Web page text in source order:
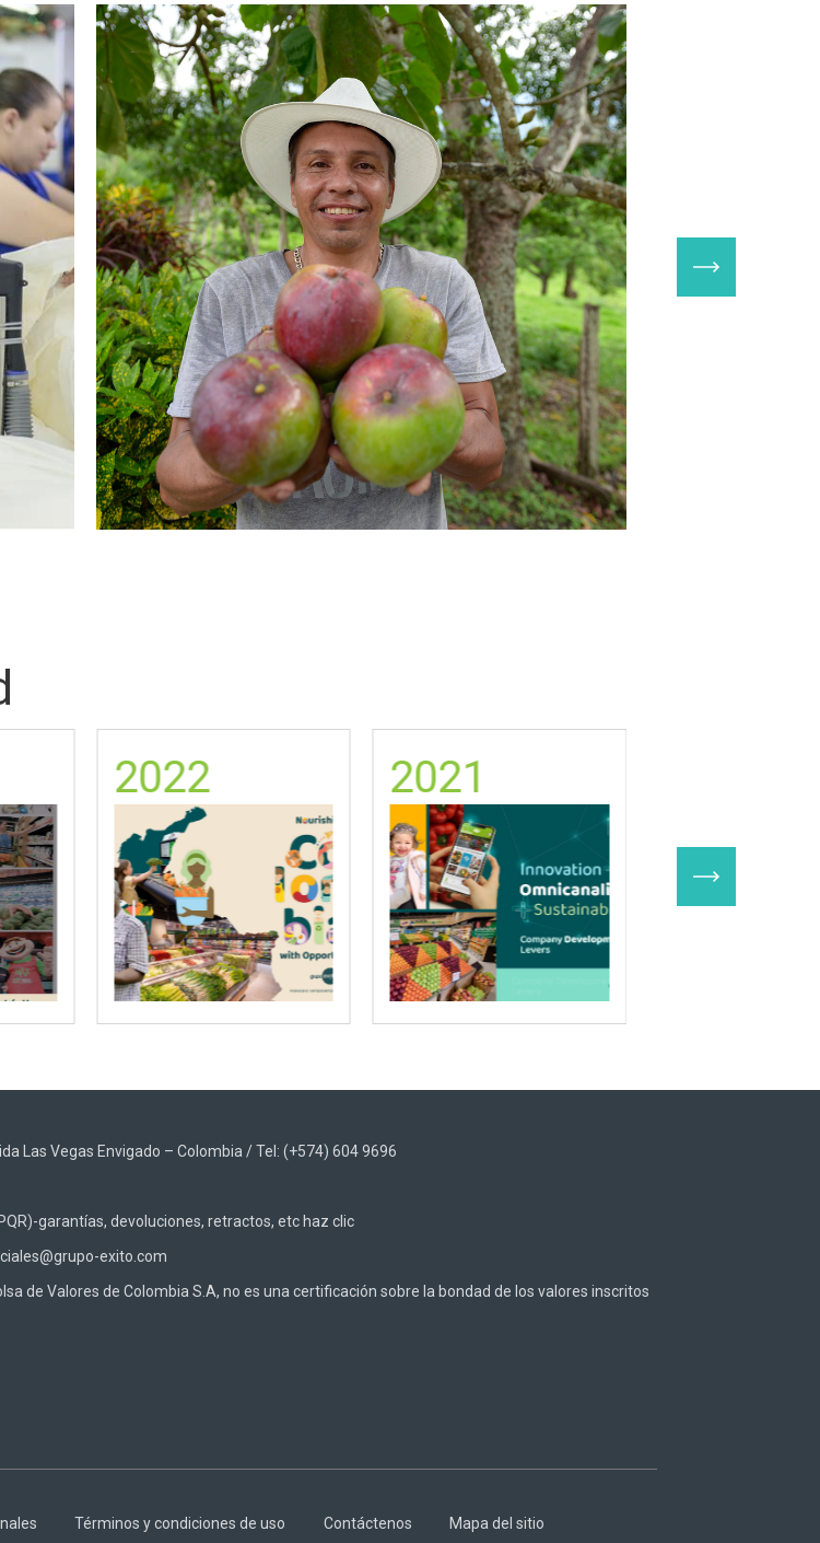
2022 2021
Las Vegas Envigado – Colombia / Tel: (+574) 604 9696
garantías, devoluciones, retractos, etc haz clic
exito.com
de Valores de Colombia S.A, no es una certificación sobre la bondad de los valores inscritos
Términos y condiciones de uso Contáctenos Mapa del sitio